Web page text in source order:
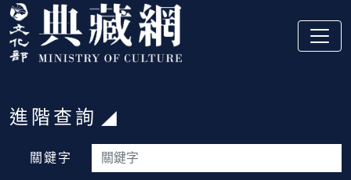
跳到主要內容
:::
:::
進階查詢
關鍵字